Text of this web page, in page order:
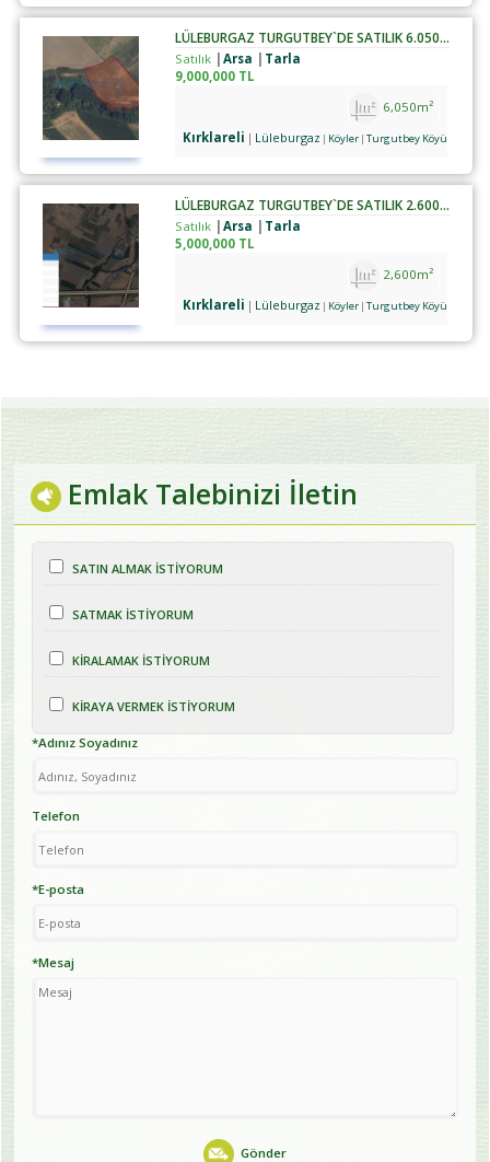
LÜLEBURGAZ TURGUTBEY`DE SATILIK 6.050 M² TARLA
Satılık Arsa
Tarla
9,000,000 TL
6,050m²
Kırklareli
Lüleburgaz Köyler Turgutbey Köyü
LÜLEBURGAZ TURGUTBEY`DE SATILIK 2.600 M² TARLA
Satılık Arsa
Tarla
5,000,000 TL
2,600m²
Kırklareli
Lüleburgaz Köyler Turgutbey Köyü
Emlak Talebinizi İletin
SATIN ALMAK İSTİYORUM
SATMAK İSTİYORUM
KİRALAMAK İSTİYORUM
KİRAYA VERMEK İSTİYORUM
*Adınız Soyadınız
Telefon
*E-posta
*Mesaj
Gönder